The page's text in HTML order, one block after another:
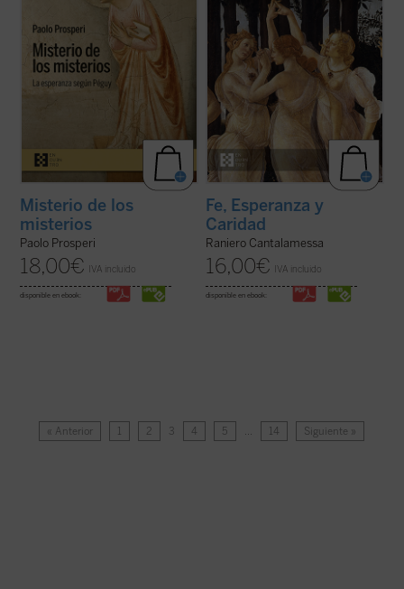
llevan al autor de este ...(ver ficha)
Misterio de los
misterios
Paolo Prosperi
18,00€ IVA incluido
disponible en ebook:
elevado que sea, que no pueda hacerse ...
(ver ficha)
Fe, Esperanza y
Caridad
Raniero Cantalamessa
16,00€ IVA incluido
disponible en ebook:
« Anterior 1 2 3 4 5 … 14 Siguiente »